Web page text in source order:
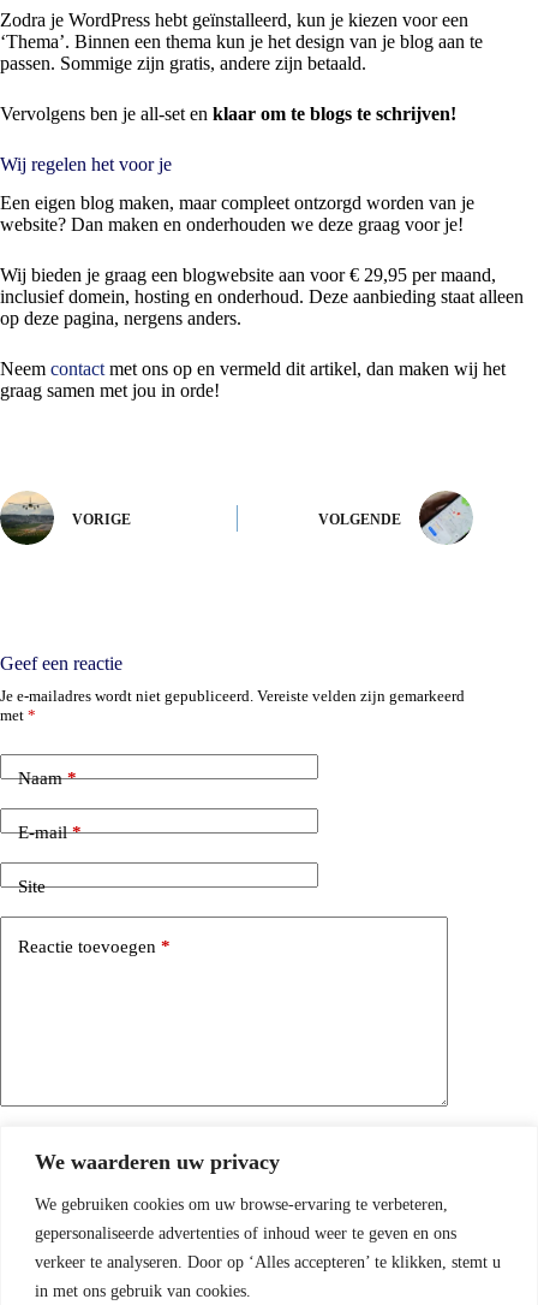
We waarderen uw privacy
We gebruiken cookies om uw browse-ervaring te verbeteren,
gepersonaliseerde advertenties of inhoud weer te geven en ons
verkeer te analyseren. Door op ‘Alles accepteren’ te klikken, stemt u
in met ons gebruik van cookies.
Zodra je WordPress hebt geïnstalleerd, kun je kiezen voor een
‘Thema’. Binnen een thema kun je het design van je blog aan te
passen. Sommige zijn gratis, andere zijn betaald.
Vervolgens ben je all-set en klaar om te blogs te schrijven!
Wij regelen het voor je
Een eigen blog maken, maar compleet ontzorgd worden van je
website? Dan maken en onderhouden we deze graag voor je!
Wij bieden je graag een blogwebsite aan voor € 29,95 per maand,
inclusief domein, hosting en onderhoud. Deze aanbieding staat alleen
op deze pagina, nergens anders.
Neem contact met ons op en vermeld dit artikel, dan maken wij het
graag samen met jou in orde!
VORIGE VOLGENDE
Geef een reactie
Je e-mailadres wordt niet gepubliceerd. Vereiste velden zijn gemarkeerd
met *
Naam*
E-mail*
Site
Reactie toevoegen *
Mijn naam, e-mailadres en site opslaan in deze browser
voor de volgende keer wanneer ik een reactie plaats.
Reactie plaatsen